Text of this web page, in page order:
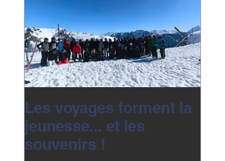
Les voyages forment la
jeunesse... et les
souvenirs !